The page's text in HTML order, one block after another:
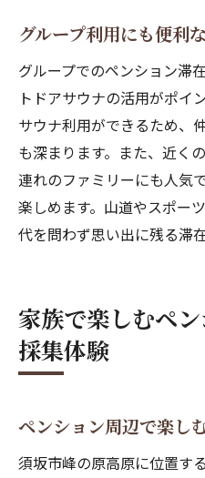
グループ利用にも便利
グループでのペンション滞
トドアサウナの活用がポイ
サウナ利用ができるため、
も深まります。また、近く
連れのファミリーにも人気
楽しめます。山道やスポー
代を問わず思い出に残る滞
家族で楽しむペ
採集体験
ペンション周辺で楽し
須坂市峰の原高原に位置す